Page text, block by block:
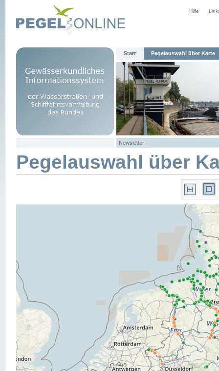
Hilfe
Start Pegelauswahl über Karte
Newsletter
Pegelauswahl über